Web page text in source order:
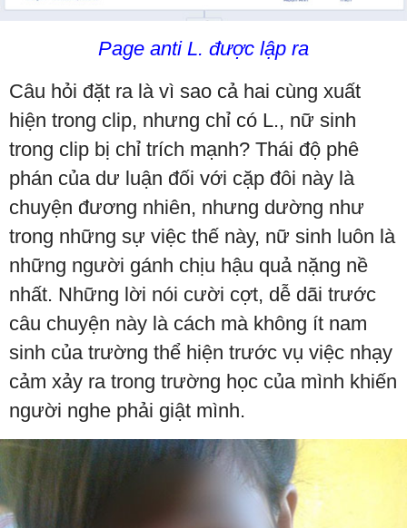
Page anti L. được lập ra
Câu hỏi đặt ra là vì sao cả hai cùng xuất
hiện trong clip, nhưng chỉ có L., nữ sinh
trong clip bị chỉ trích mạnh? Thái độ phê
phán của dư luận đối với cặp đôi này là
chuyện đương nhiên, nhưng dường như
trong những sự việc thế này, nữ sinh luôn là
những người gánh chịu hậu quả nặng nề
nhất. Những lời nói cười cợt, dễ dãi trước
câu chuyện này là cách mà không ít nam
sinh của trường thể hiện trước vụ việc nhạy
cảm xảy ra trong trường học của mình khiến
người nghe phải giật mình.